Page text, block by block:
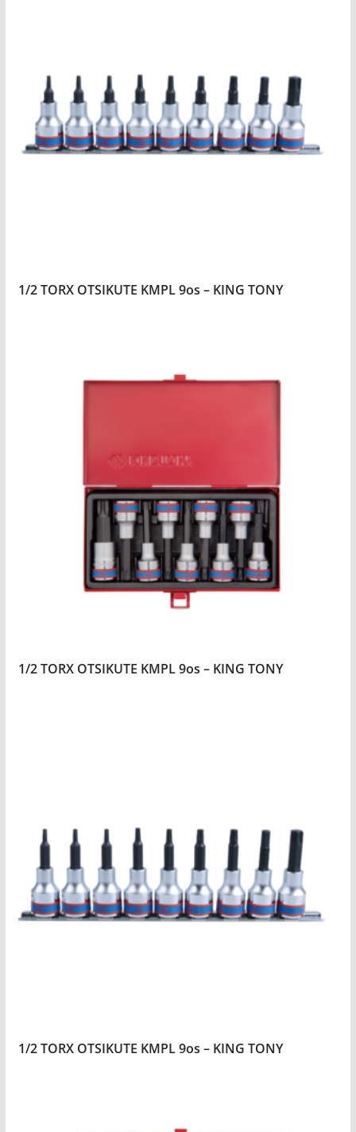
1/2 TORX OTSIKUTE KMPL 9os – KING TONY
1/2 TORX OTSIKUTE KMPL 9os – KING TONY
1/2 TORX OTSIKUTE KMPL 9os – KING TONY